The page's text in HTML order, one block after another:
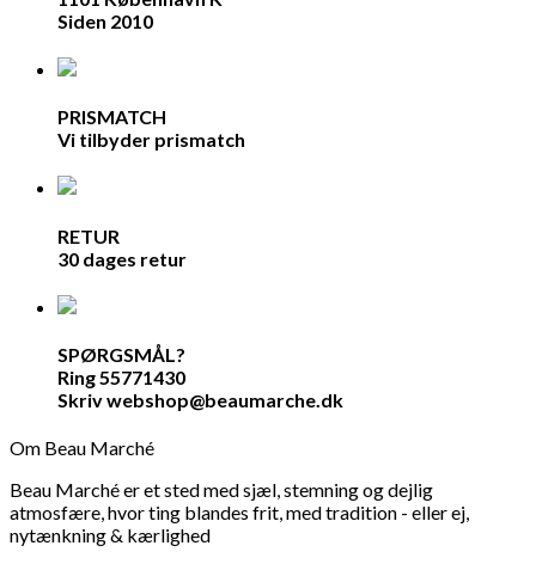
Siden 2010
PRISMATCH
Vi tilbyder prismatch
RETUR
30 dages retur
SPØRGSMÅL?
Ring 55771430
Skriv webshop@beaumarche.dk
Om Beau Marché
Beau Marché er et sted med sjæl, stemning og dejlig
atmosfære, hvor ting blandes frit, med tradition - eller ej,
nytænkning & kærlighed